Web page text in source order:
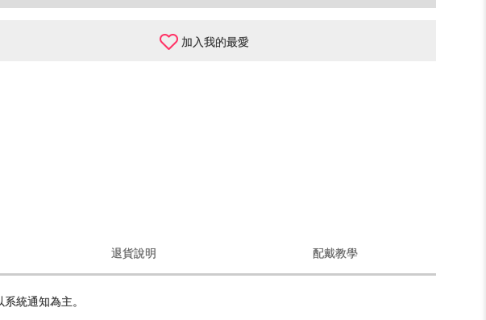
加入我的最愛
退貨說明 配戴教學
統通知為主。